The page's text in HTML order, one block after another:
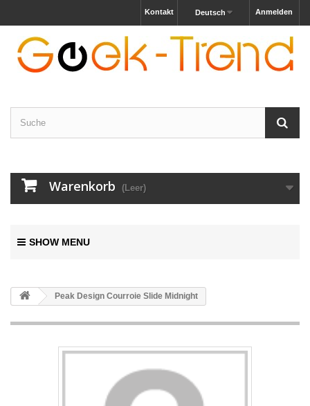
Anmelden
Deutsch
Kontakt
Warenkorb (Leer)
SHOW MENU
Peak Design Courroie Slide Midnight